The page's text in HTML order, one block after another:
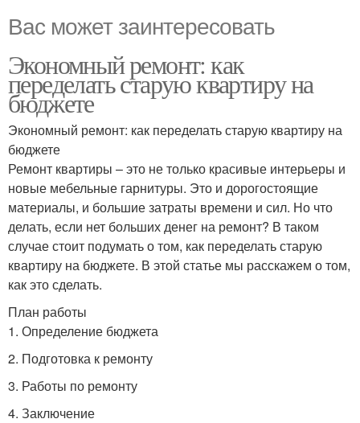
Вас может заинтересовать
Экономный ремонт: как
переделать старую квартиру на
бюджете
Экономный ремонт: как переделать старую квартиру на
бюджете
Ремонт квартиры – это не только красивые интерьеры и
новые мебельные гарнитуры. Это и дорогостоящие
материалы, и большие затраты времени и сил. Но что
делать, если нет больших денег на ремонт? В таком
случае стоит подумать о том, как переделать старую
квартиру на бюджете. В этой статье мы расскажем о том,
как это сделать.
План работы
1. Определение бюджета
2. Подготовка к ремонту
3. Работы по ремонту
4. Заключение